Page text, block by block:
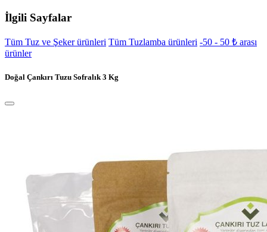
İlgili Sayfalar
Tüm Tuz ve Şeker ürünleri Tüm Tuzlamba ürünleri -50 - 50 ₺ arası
ürünler
Doğal Çankırı Tuzu Sofralık 3 Kg